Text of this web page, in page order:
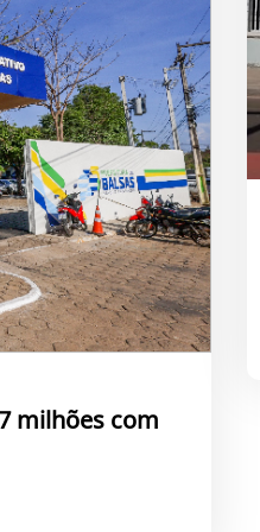
milhões com